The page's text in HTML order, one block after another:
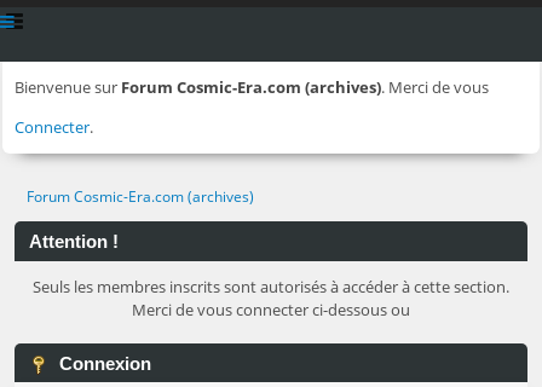
Bienvenue sur Forum Cosmic-Era.com (archives). Merci de vous
Connecter.
Forum Cosmic-Era.com (archives)
Attention !
Seuls les membres inscrits sont autorisés à accéder à cette section.
Merci de vous connecter ci-dessous ou
Connexion